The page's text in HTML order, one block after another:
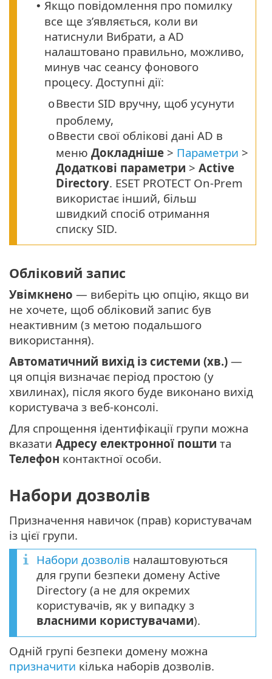
• Якщо повідомлення про помилку
все ще з’являється, коли ви
натиснули Вибрати, а AD
налаштовано правильно, можливо,
минув час сеансу фонового
процесу. Доступні дії:
oВвести SID вручну, щоб усунути
проблему,
oВвести свої облікові дані AD в
меню Докладніше > Параметри >
Додаткові параметри > Active
Directory. ESET PROTECT On-Prem
використає інший, більш
швидкий спосіб отримання
списку SID.
Обліковий запис
Увімкнено — виберіть цю опцію, якщо ви
не хочете, щоб обліковий запис був
неактивним (з метою подальшого
використання).
Автоматичний вихід із системи (хв.) —
ця опція визначає період простою (у
хвилинах), після якого буде виконано вихід
користувача з веб-консолі.
Для спрощення ідентифікації групи можна
вказати Адресу електронної пошти та
Телефон контактної особи.
Набори дозволів
Призначення навичок (прав) користувачам
із цієї групи.
Набори дозволів налаштовуються
для групи безпеки домену Active
Directory (а не для окремих
користувачів, як у випадку з
власними користувачами).
Одній групі безпеки домену можна
призначити кілька наборів дозволів.